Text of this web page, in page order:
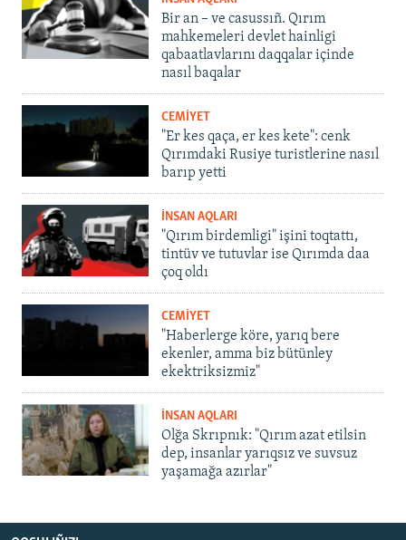
Bir an – ve casussıñ. Qırım
mahkemeleri devlet hainligi
qabaatlavlarını daqqalar içinde
nasıl baqalar
CEMİYET
"Er kes qaça, er kes kete": cenk
Qırımdaki Rusiye turistlerine nasıl
barıp yetti
İNSAN AQLARI
"Qırım birdemligi" işini toqtattı,
tintüv ve tutuvlar ise Qırımda daa
çoq oldı
CEMİYET
"Haberlerge köre, yarıq bere
ekenler, amma biz bütünley
ekektriksizmiz"
İNSAN AQLARI
Olğa Skrıpnık: "Qırım azat etilsin
dep, insanlar yarıqsız ve suvsuz
yaşamağa azırlar"